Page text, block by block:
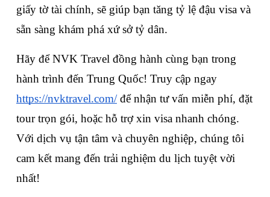
giấy tờ tài chính, sẽ giúp bạn tăng tỷ lệ đậu visa và
sẵn sàng khám phá xứ sở tỷ dân.
Hãy để NVK Travel đồng hành cùng bạn trong
https://nvktravel.com/ để nhận tư vấn miễn phí, đặt
tour trọn gói, hoặc hỗ trợ xin visa nhanh chóng.
Với dịch vụ tận tâm và chuyên nghiệp, chúng tôi
cam kết mang đến trải nghiệm du lịch tuyệt vời
nhất!